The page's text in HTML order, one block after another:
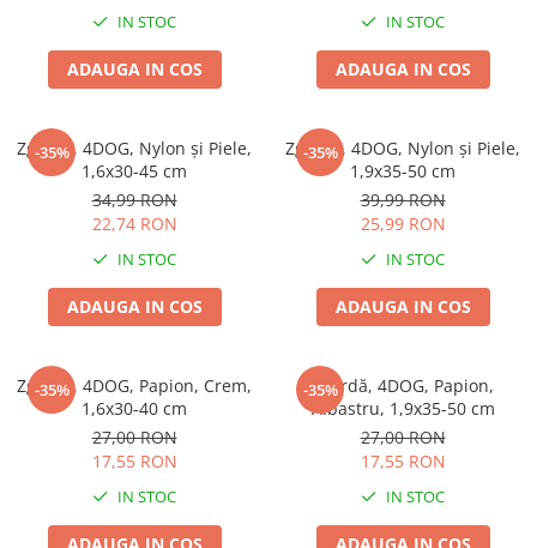
IN STOC
ADAUGA IN COS
IN STOC
ADAUGA IN COS
-35%
Zgardă, 4DOG, Nylon și Piele,
1,6x30-45 cm
34,99 RON
22,74 RON
IN STOC
ADAUGA IN COS
-35%
Zgardă, 4DOG, Nylon și Piele,
1,9x35-50 cm
39,99 RON
25,99 RON
IN STOC
ADAUGA IN COS
-35%
Zgardă, 4DOG, Papion, Crem,
1,6x30-40 cm
27,00 RON
17,55 RON
IN STOC
-35%
Zgardă, 4DOG, Papion,
Albastru, 1,9x35-50 cm
27,00 RON
17,55 RON
IN STOC